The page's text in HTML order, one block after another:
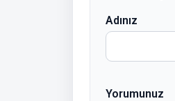
Adınız
Yorumunuz